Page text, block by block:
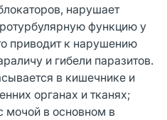
нарушает
функцию у
приводит к нарушению
и гибели паразитов.
в кишечнике и
органах и тканях;
мочой в основном в